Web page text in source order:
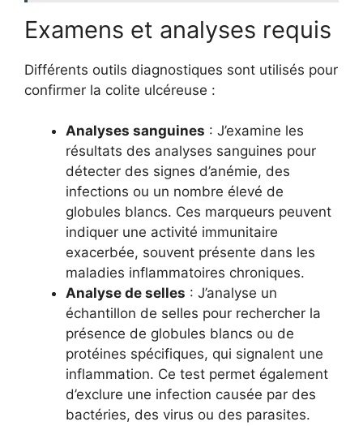
Examens et analyses requis
Différents outils diagnostiques sont utilisés pour
confirmer la colite ulcéreuse :
Analyses sanguines : J’examine les
résultats des analyses sanguines pour
détecter des signes d’anémie, des
infections ou un nombre élevé de
globules blancs. Ces marqueurs peuvent
indiquer une activité immunitaire
exacerbée, souvent présente dans les
maladies inflammatoires chroniques.
Analyse de selles : J’analyse un
échantillon de selles pour rechercher la
présence de globules blancs ou de
protéines spécifiques, qui signalent une
inflammation. Ce test permet également
d’exclure une infection causée par des
bactéries, des virus ou des parasites.